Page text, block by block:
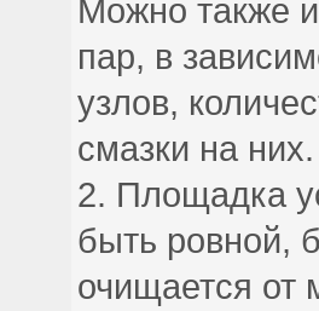
Можно также
пар, в
узлов,
смазки на них.
Площадка
быть ровной,
очищается от